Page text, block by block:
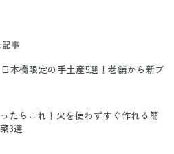
事
日本橋限定の手土産5選！老舗から新ブ
たらこれ！火を使わずすぐ作れる簡
3選